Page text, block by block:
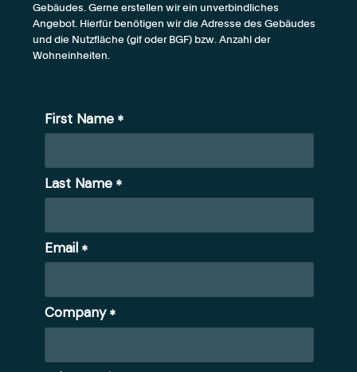
Gebäudes. Gerne erstellen wir ein unverbindliches
Angebot. Hierfür benötigen wir die Adresse des Gebäudes
und die Nutzfläche (gif oder BGF) bzw. Anzahl der
Wohneinheiten.